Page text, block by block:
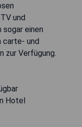
und
sogar einen
carte- und
zur Verfügung.
Hotel